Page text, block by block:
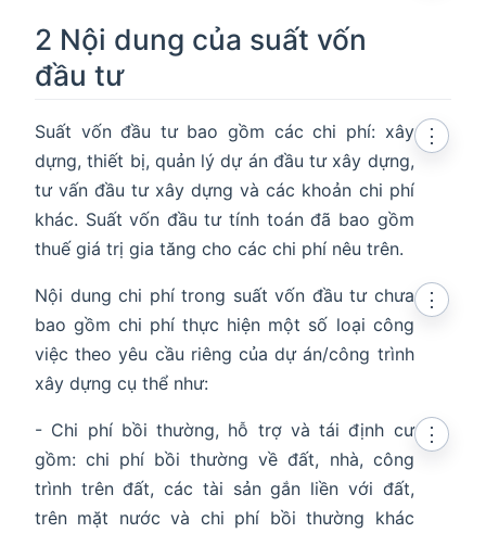
2 Nội dung của suất vốn
đầu tư
Suất vốn đầu tư bao gồm các chi phí: xây
dựng, thiết bị, quản lý dự án đầu tư xây dựng,
tư vấn đầu tư xây dựng và các khoản chi phí
khác. Suất vốn đầu tư tính toán đã bao gồm
thuế giá trị gia tăng cho các chi phí nêu trên.
⋮
Nội dung chi phí trong suất vốn đầu tư chưa
bao gồm chi phí thực hiện một số loại công
việc theo yêu cầu riêng của dự án/công trình
xây dựng cụ thể như:
⋮
- Chi phí bồi thường, hỗ trợ và tái định cư
gồm: chi phí bồi thường về đất, nhà, công
trình trên đất, các tài sản gắn liền với đất,
trên mặt nước và chi phí bồi thường khác
⋮